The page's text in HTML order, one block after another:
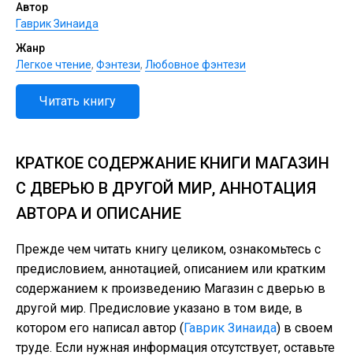
Автор
Гаврик Зинаида
Жанр
Легкое чтение, Фэнтези, Любовное фэнтези
Читать книгу
КРАТКОЕ СОДЕРЖАНИЕ КНИГИ МАГАЗИН
С ДВЕРЬЮ В ДРУГОЙ МИР, АННОТАЦИЯ
АВТОРА И ОПИСАНИЕ
Прежде чем читать книгу целиком, ознакомьтесь с
предисловием, аннотацией, описанием или кратким
содержанием к произведению Магазин с дверью в
другой мир. Предисловие указано в том виде, в
котором его написал автор (Гаврик Зинаида) в своем
труде. Если нужная информация отсутствует, оставьте